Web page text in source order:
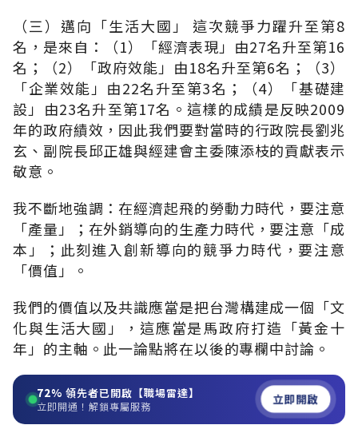
（三）邁向「生活大國」 這次競爭力躍升至第8
名，是來自：（1）「經濟表現」由27名升至第16
名；（2）「政府效能」由18名升至第6名；（3）
「企業效能」由22名升至第3名；（4）「基礎建
設」由23名升至第17名。這樣的成績是反映2009
年的政府績效，因此我們要對當時的行政院長劉兆
玄、副院長邱正雄與經建會主委陳添枝的貢獻表示
敬意。
我不斷地強調：在經濟起飛的勞動力時代，要注意
「產量」；在外銷導向的生產力時代，要注意「成
本」；此刻進入創新導向的競爭力時代，要注意
「價值」。
我們的價值以及共識應當是把台灣構建成一個「文
化與生活大國」，這應當是馬政府打造「黃金十
年」的主軸。此一論點將在以後的專欄中討論。
72% 領先者已開啟【職場雷達】
立即開通！解鎖專屬服務 立即開啟